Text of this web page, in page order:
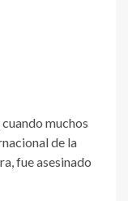
muchos
de la
fue asesinado